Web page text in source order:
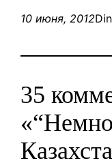
10 июня, 2012
35